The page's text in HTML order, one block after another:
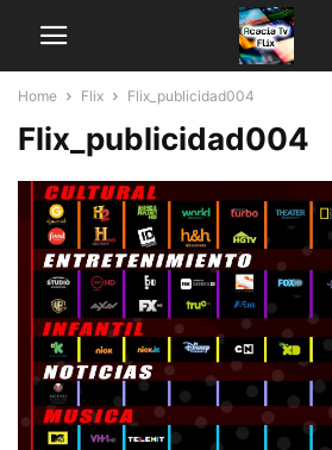
Home Flix Flix_publicidad004
Flix_publicidad004